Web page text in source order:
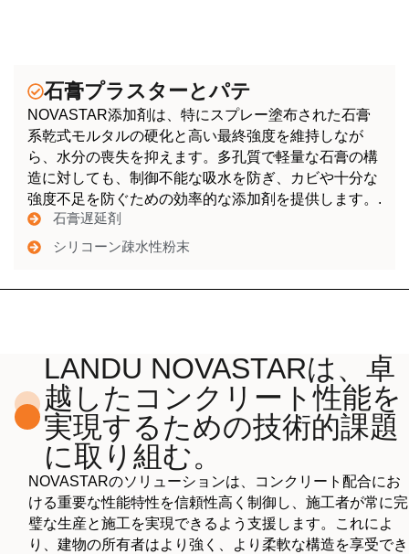
石膏プラスターとパテ
NOVASTAR添加剤は、特にスプレー塗布された石膏
系乾式モルタルの硬化と高い最終強度を維持しなが
ら、水分の喪失を抑えます。多孔質で軽量な石膏の構
造に対しても、制御不能な吸水を防ぎ、カビや十分な
強度不足を防ぐための効率的な添加剤を提供します。.
石膏遅延剤
シリコーン疎水性粉末
LANDU NOVASTARは、卓
越したコンクリート性能を
実現するための技術的課題
に取り組む。
NOVASTARのソリューションは、コンクリート配合にお
ける重要な性能特性を信頼性高く制御し、施工者が常に完
璧な生産と施工を実現できるよう支援します。これによ
り、建物の所有者はより強く、より柔軟な構造を享受でき